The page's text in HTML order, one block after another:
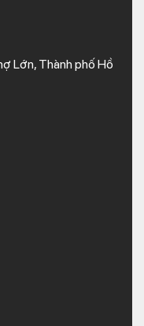
Lớn, Thành phố Hồ